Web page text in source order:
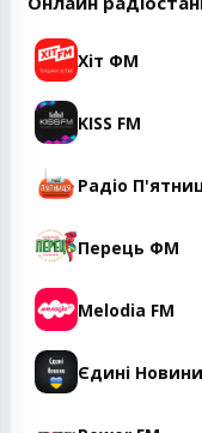
Хіт ФМ
KISS FM
Радіо
Перець ФМ
Melodia FM
Єдині Новини